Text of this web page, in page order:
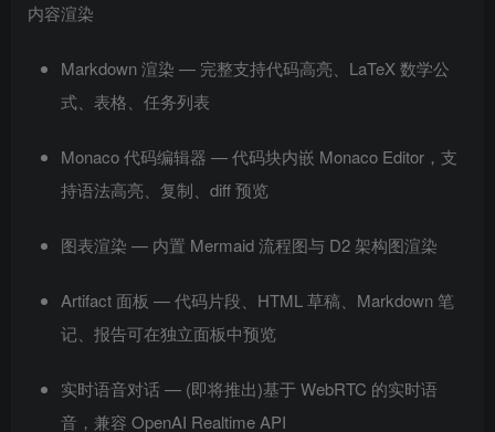
内容渲染
Markdown 渲染 — 完整支持代码高亮、LaTeX 数学公
式、表格、任务列表
Monaco 代码编辑器 — 代码块内嵌 Monaco Editor，支
持语法高亮、复制、diff 预览
图表渲染 — 内置 Mermaid 流程图与 D2 架构图渲染
Artifact 面板 — 代码片段、HTML 草稿、Markdown 笔
记、报告可在独立面板中预览
实时语音对话 — (即将推出)基于 WebRTC 的实时语
音，兼容 OpenAI Realtime API